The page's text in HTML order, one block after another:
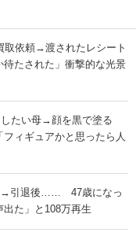
取依頼→渡されたレシート
たされた」衝撃的な光景
したい母→顔を黒で塗る
ィギュアかと思ったら人
”→引退後…… 47歳になっ
た」と108万再生